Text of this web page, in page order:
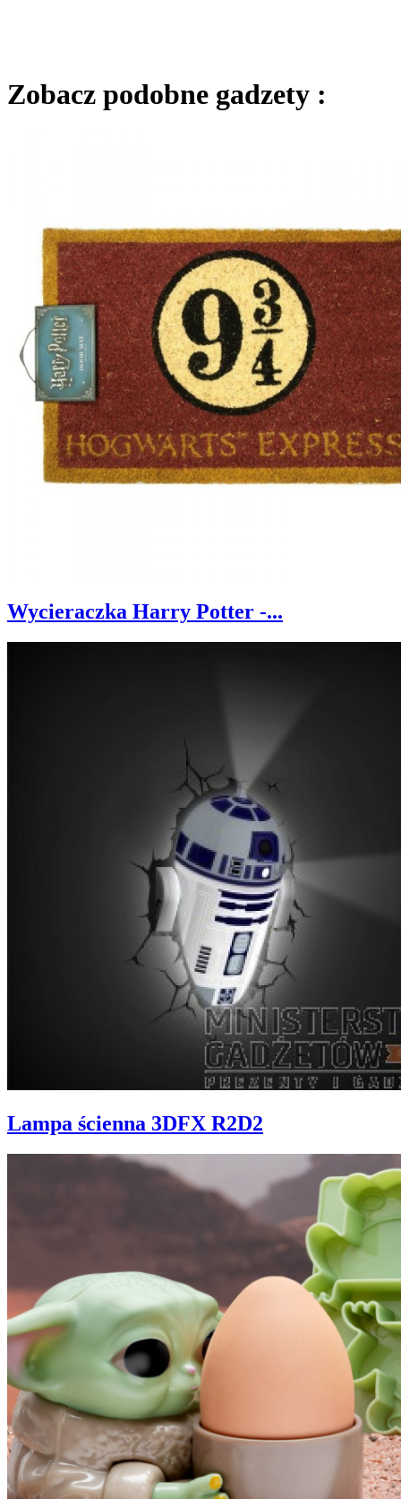
Zobacz podobne gadzety :
Wycieraczka Harry Potter -...
Lampa ścienna 3DFX R2D2